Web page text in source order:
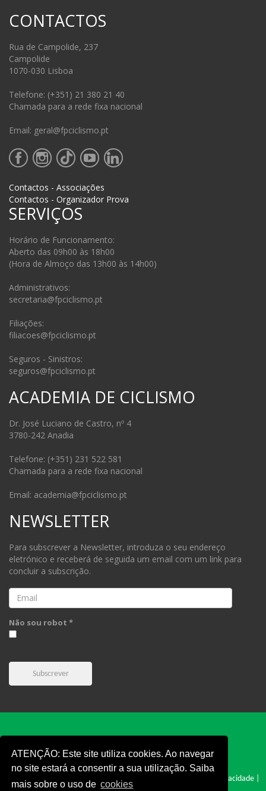
ATENÇÃO: Este site utiliza cookies. Ao navegar
no site estará a consentir a sua utilização. Saiba
mais sobre o uso de cookies
CONTACTOS
Rua de Campolide, 237
Campolide
1070-030 Lisboa
Telefone: (+351) 21 380 21 40
Chamada para a rede fixa nacional
Email: geral@fpciclismo.pt
Contactos - Associações
Contactos - Organizador Prova
SERVIÇOS
Horário de Funcionamento:
Aberto das 09h00 às 18h00
(Hora de Almoço das 13h00 às 14h00)
Administrativos:
secretaria@fpciclismo.pt
Filiações:
filiacoes@fpciclismo.pt
Seguros - Sinistros:
seguros@fpciclismo.pt
ACADEMIA DE CICLISMO
Dr. José Luciano de Castro, nº 4
3780-242 Anadia
Telefone: (+351) 231 522 581
Chamada para a rede fixa nacional
Email: academia@fpciclismo.pt
NEWSLETTER
Para subscrever a Newsletter, introduza o seu endereço
eletrónico e receberá de seguida um email com um link para
concluir a subscrição.
Email
Não sou robot *
Subscrever
FPC © 2019 - Todos os direitos reservados | Politica e Privacidade